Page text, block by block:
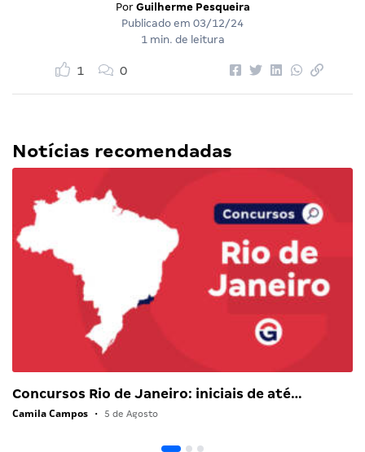
Por Guilherme Pesqueira
Publicado em 03/12/24
1 min. de leitura
1 0
Notícias recomendadas
Concursos Rio de Janeiro: iniciais de até…
Camila Campos • 5 de Agosto